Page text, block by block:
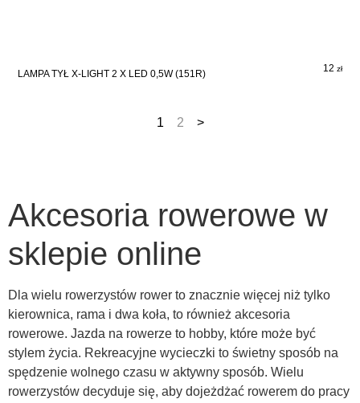
LAMPA TYŁ X-LIGHT 2 X LED 0,5W (151R)
12 zł
1 2 >
Akcesoria rowerowe w
sklepie online
Dla wielu rowerzystów rower to znacznie więcej niż tylko
kierownica, rama i dwa koła, to również akcesoria
rowerowe. Jazda na rowerze to hobby, które może być
stylem życia. Rekreacyjne wycieczki to świetny sposób na
spędzenie wolnego czasu w aktywny sposób. Wielu
rowerzystów decyduje się, aby dojeżdżać rowerem do pracy